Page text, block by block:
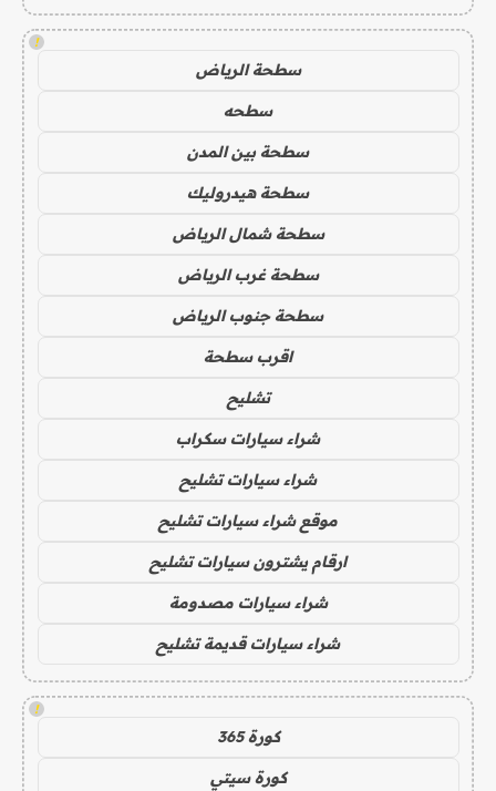
!
سطحة الرياض
سطحه
سطحة بين المدن
سطحة هيدروليك
سطحة شمال الرياض
سطحة غرب الرياض
سطحة جنوب الرياض
اقرب سطحة
تشليح
شراء سيارات سكراب
شراء سيارات تشليح
موقع شراء سيارات تشليح
ارقام يشترون سيارات تشليح
شراء سيارات مصدومة
شراء سيارات قديمة تشليح
!
كورة 365
كورة سيتي